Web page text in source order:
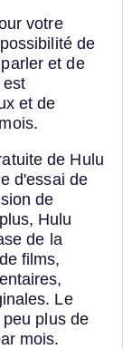
votre
de
et de
est
et de
de Hulu
d'essai de
de
Hulu
de la
films,
Le
plus de
mois.